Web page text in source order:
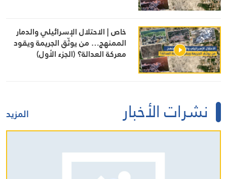
خاص | الاحتلال الإسرائيلي والدمار
الممنهج… من يوثّق الجريمة ويقود
معركة العدالة؟ (الجزء الأول)
نشرات الأخبار المزيد